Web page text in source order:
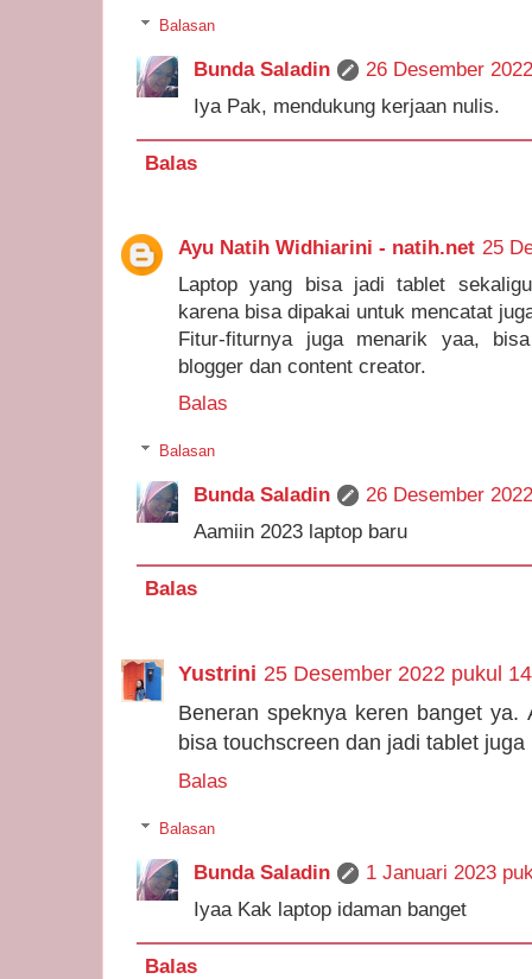
Balasan
Bunda Saladin
26 Desember
Iya Pak, mendukung kerjaan nulis.
Balas
Ayu Natih Widhiarini - natih.net 25
Laptop yang bisa jadi tablet
karena bisa dipakai untuk mencatat
Fitur-fiturnya juga menarik yaa,
blogger dan content creator.
Balas
Balasan
Bunda Saladin
26 Desember
Aamiin 2023 laptop baru
Balas
Yustrini 25 Desember 2022 pukul
Beneran speknya keren banget
bisa touchscreen dan jadi tablet
Balas
Balasan
Bunda Saladin
1 Januari 2023
Iyaa Kak laptop idaman banget
Balas